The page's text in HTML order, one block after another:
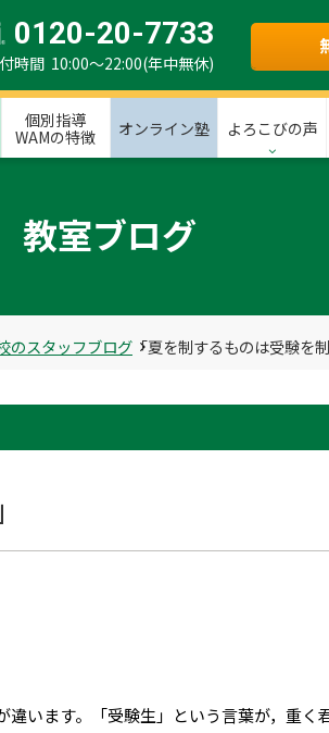
0120-20-7733
時間 10:00～22:00(年中無休)
個別指導
WAMの特徴
オンライン塾 よろこびの声
教室ブログ
のスタッフブログ 「夏を制するものは受験を制
います。
「受験生」 という言葉が，重く